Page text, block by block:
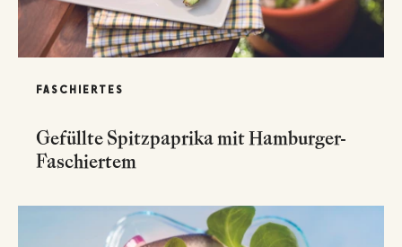
FASCHIERTES
Gefüllte Spitzpaprika mit Hamburger-
Faschiertem